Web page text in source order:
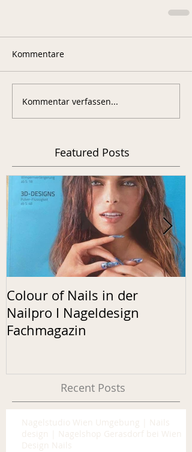
Kommentare
Kommentar verfassen...
Featured Posts
Colour of Nails in der
Nailpro I Nageldesign
Fachmagazin
Recent Posts
Nagelstudio Wien Umgebung | Nails
design | Nagelshop Gerasdorf bei Wien |
Design Nails